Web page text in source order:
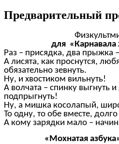
Предварительный
для
Раз – присядка, два прыжка
А лисята, как проснутся,
обязательно зевнуть.
Ну, и хвостиком вильнуть!
А волчата – спинку выгнуть
подпрыгнуть!
Ну, а мишка косолапый,
То одну, то обе вместе,
А кому зарядки мало –
«Мохнатая